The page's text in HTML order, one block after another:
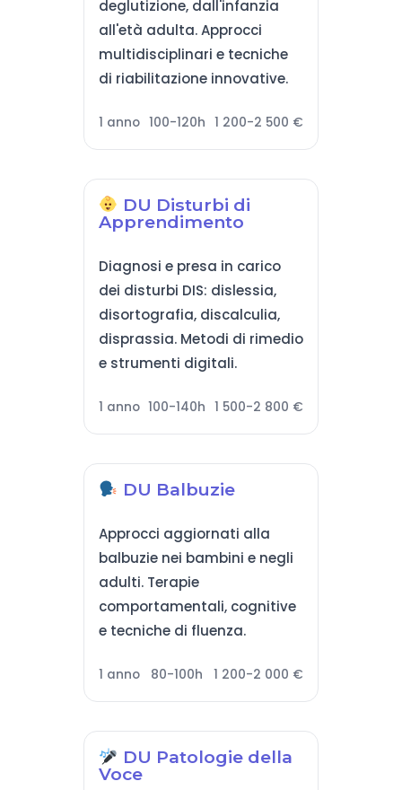
deglutizione, dall'infanzia
all'età adulta. Approcci
multidisciplinari e tecniche
di riabilitazione innovative.
1 anno 100-120h 1 200-2 500 €
DU Disturbi di
Apprendimento
Diagnosi e presa in carico
dei disturbi DIS: dislessia,
disortografia, discalculia,
disprassia. Metodi di rimedio
e strumenti digitali.
1 anno 100-140h 1 500-2 800 €
DU Balbuzie
Approcci aggiornati alla
balbuzie nei bambini e negli
adulti. Terapie
comportamentali, cognitive
e tecniche di fluenza.
1 anno 80-100h 1 200-2 000 €
DU Patologie della
Voce